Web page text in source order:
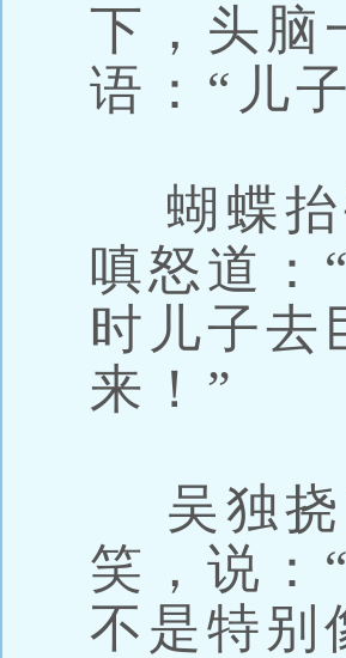
下，头脑
语：“儿
蝴蝶抬
嗔怒道：
时儿子去
来！”
吴独挠
笑，说：
不是特